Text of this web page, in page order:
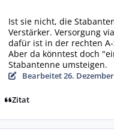
Ist sie nicht, die
Verstärker. Versorgung
dafür ist in der rechten A-
Aber da könntest doch
Stabantenne umsteigen.
Bearbeitet26.
Zitat